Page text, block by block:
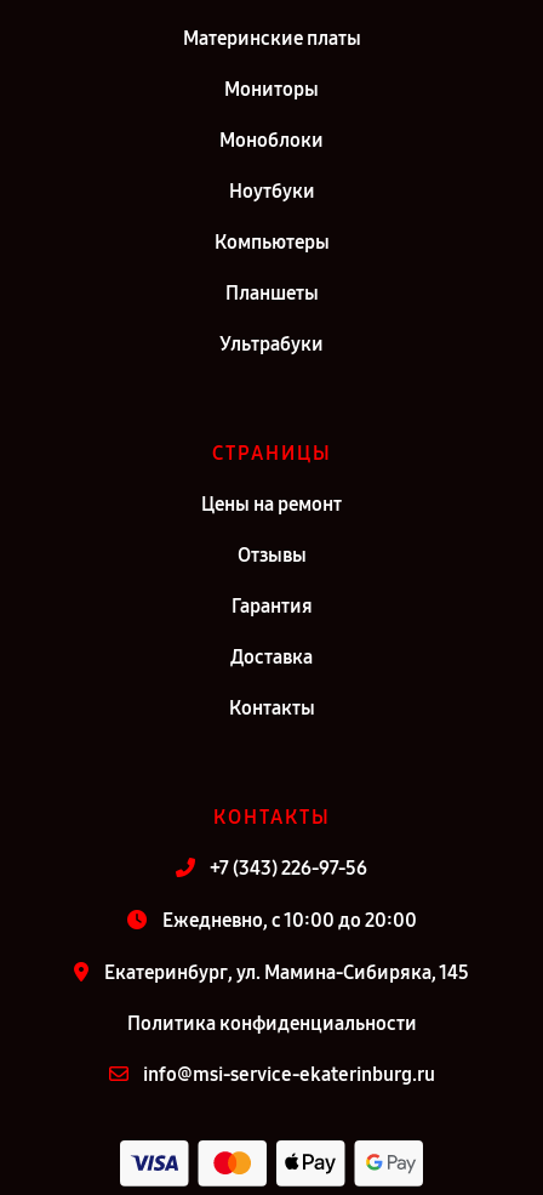
Материнские платы
Мониторы
Моноблоки
Ноутбуки
Компьютеры
Планшеты
Ультрабуки
СТРАНИЦЫ
Цены на ремонт
Отзывы
Гарантия
Доставка
Контакты
КОНТАКТЫ
+7 (343) 226-97-56
Ежедневно, с 10:00 до 20:00
Екатеринбург, ул. Мамина-Сибиряка, 145
Политика конфиденциальности
info@msi-service-ekaterinburg.ru